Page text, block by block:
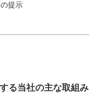
の提示
る当社の主な取組み